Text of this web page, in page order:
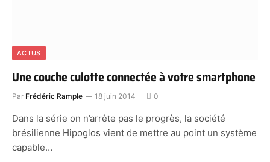
ACTUS
Une couche culotte connectée à votre smartphone
Par Frédéric Rample 18 juin 2014 0
Dans la série on n’arrête pas le progrès, la société
brésilienne Hipoglos vient de mettre au point un système
capable…